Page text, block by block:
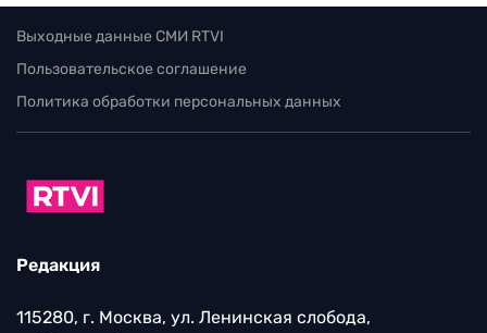
Выходные данные СМИ RTVI
Пользовательское соглашение
Политика обработки персональных данных
Редакция
115280, г. Москва, ул. Ленинская слобода,